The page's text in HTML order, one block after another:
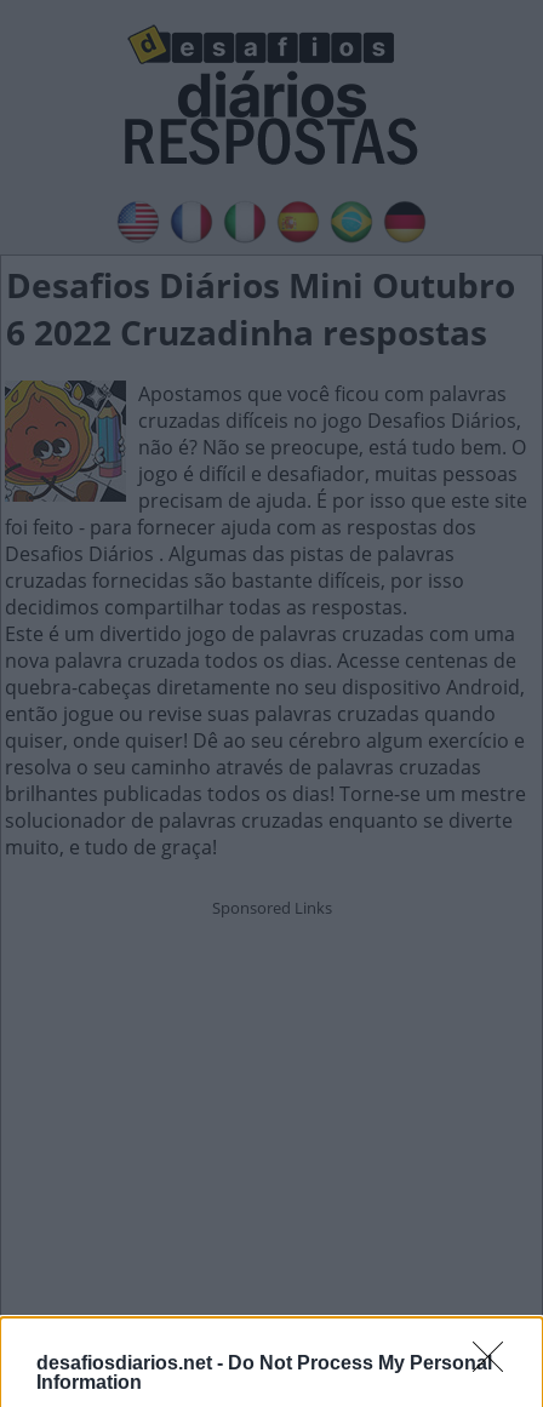
desafiosdiarios.net - Do Not Process My Personal
Information
Desafios Diários Mini Outubro
6 2022 Cruzadinha respostas
Apostamos que você ficou com palavras
cruzadas difíceis no jogo Desafios Diários,
não é? Não se preocupe, está tudo bem. O
jogo é difícil e desafiador, muitas pessoas
precisam de ajuda. É por isso que este site
foi feito - para fornecer ajuda com as respostas dos
Desafios Diários . Algumas das pistas de palavras
cruzadas fornecidas são bastante difíceis, por isso
decidimos compartilhar todas as respostas.
Este é um divertido jogo de palavras cruzadas com uma
nova palavra cruzada todos os dias. Acesse centenas de
quebra-cabeças diretamente no seu dispositivo Android,
então jogue ou revise suas palavras cruzadas quando
quiser, onde quiser! Dê ao seu cérebro algum exercício e
resolva o seu caminho através de palavras cruzadas
brilhantes publicadas todos os dias! Torne-se um mestre
solucionador de palavras cruzadas enquanto se diverte
muito, e tudo de graça!